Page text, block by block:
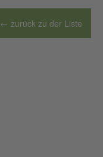
← zurück zu der Liste